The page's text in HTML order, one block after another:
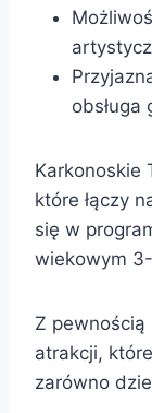
obsługa
Karkonoskie
które łączy
się w
wiekowym
Z
atrakcji,
zarówno